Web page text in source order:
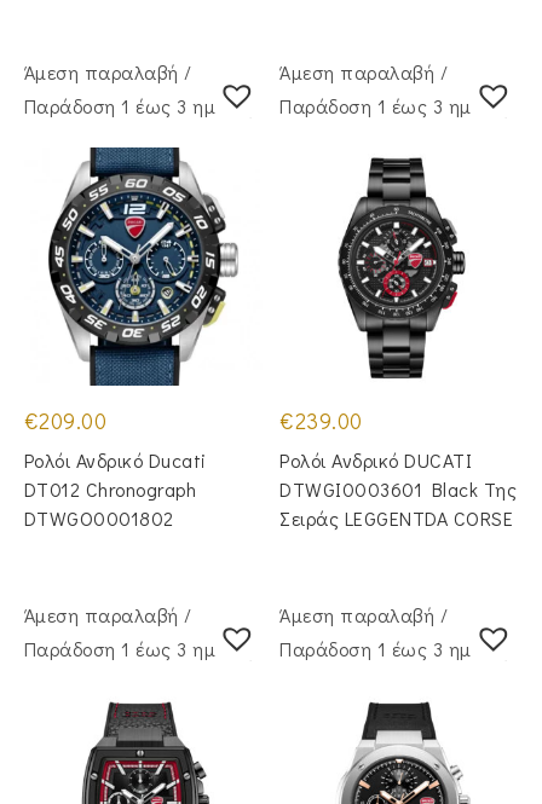
Άμεση παραλαβή /
Παράδoση 1 έως 3 ημέρες
€209.00
Ρολόι Ανδρικό Ducati
DT012 Chronograph
DTWGO0001802
Άμεση παραλαβή /
Παράδoση 1 έως 3 ημέρες
€239.00
Ρολόι Ανδρικό DUCATI
DTWGI0003601 Black Της
Σειράς LEGGENTDA CORSE
Άμεση παραλαβή /
Παράδoση 1 έως 3 ημέρες
Άμεση παραλαβή /
Παράδoση 1 έως 3 ημέρες